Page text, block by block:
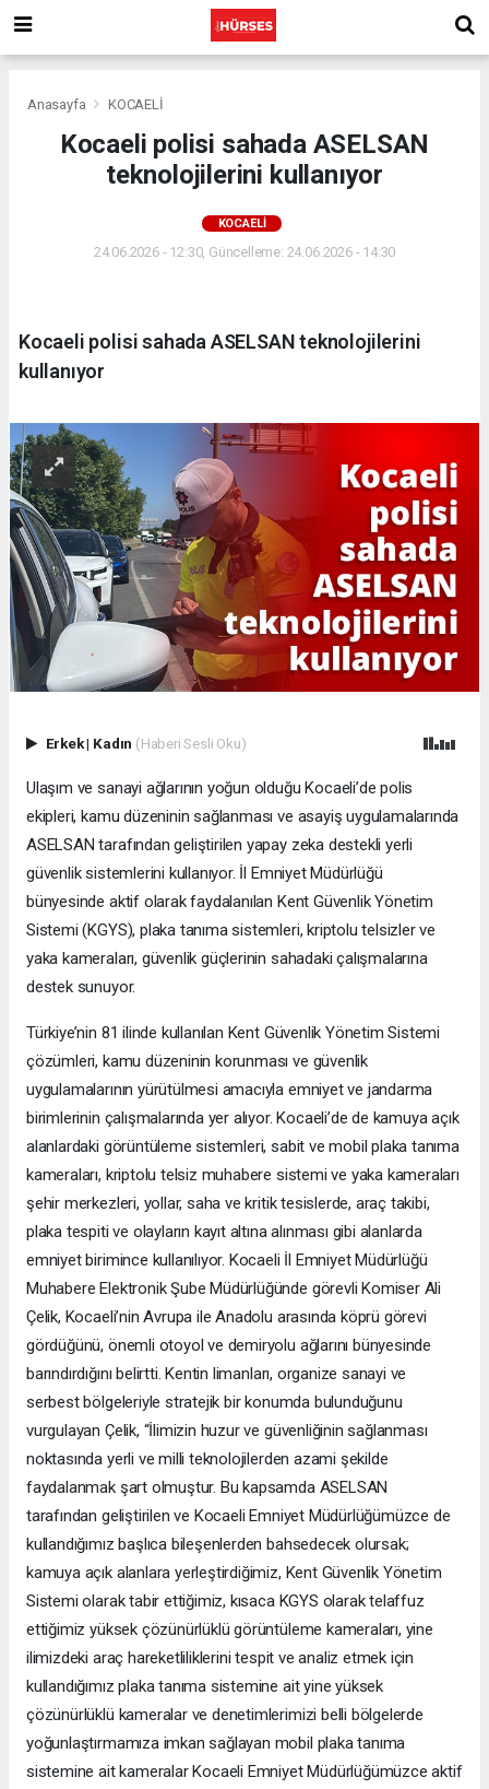
Anasayfa KOCAELİ
Kocaeli polisi sahada ASELSAN
teknolojilerini kullanıyor
KOCAELİ
24.06.2026 - 12:30, Güncelleme: 24.06.2026 - 14:30
Kocaeli polisi sahada ASELSAN teknolojilerini
kullanıyor
Erkek| Kadın (Haberi Sesli Oku)
Ulaşım ve sanayi ağlarının yoğun olduğu Kocaeli’de polis
ekipleri, kamu düzeninin sağlanması ve asayiş uygulamalarında
ASELSAN tarafından geliştirilen yapay zeka destekli yerli
güvenlik sistemlerini kullanıyor. İl Emniyet Müdürlüğü
bünyesinde aktif olarak faydalanılan Kent Güvenlik Yönetim
Sistemi (KGYS), plaka tanıma sistemleri, kriptolu telsizler ve
yaka kameraları, güvenlik güçlerinin sahadaki çalışmalarına
destek sunuyor.
Türkiye’nin 81 ilinde kullanılan Kent Güvenlik Yönetim Sistemi
çözümleri, kamu düzeninin korunması ve güvenlik
uygulamalarının yürütülmesi amacıyla emniyet ve jandarma
birimlerinin çalışmalarında yer alıyor. Kocaeli’de de kamuya açık
alanlardaki görüntüleme sistemleri, sabit ve mobil plaka tanıma
kameraları, kriptolu telsiz muhabere sistemi ve yaka kameraları
şehir merkezleri, yollar, saha ve kritik tesislerde, araç takibi,
plaka tespiti ve olayların kayıt altına alınması gibi alanlarda
emniyet birimince kullanılıyor. Kocaeli İl Emniyet Müdürlüğü
Muhabere Elektronik Şube Müdürlüğünde görevli Komiser Ali
Çelik, Kocaeli’nin Avrupa ile Anadolu arasında köprü görevi
gördüğünü, önemli otoyol ve demiryolu ağlarını bünyesinde
barındırdığını belirtti. Kentin limanları, organize sanayi ve
serbest bölgeleriyle stratejik bir konumda bulunduğunu
vurgulayan Çelik, “İlimizin huzur ve güvenliğinin sağlanması
noktasında yerli ve milli teknolojilerden azami şekilde
faydalanmak şart olmuştur. Bu kapsamda ASELSAN
tarafından geliştirilen ve Kocaeli Emniyet Müdürlüğümüzce de
kullandığımız başlıca bileşenlerden bahsedecek olursak;
kamuya açık alanlara yerleştirdiğimiz, Kent Güvenlik Yönetim
Sistemi olarak tabir ettiğimiz, kısaca KGYS olarak telaffuz
ettiğimiz yüksek çözünürlüklü görüntüleme kameraları, yine
ilimizdeki araç hareketliliklerini tespit ve analiz etmek için
kullandığımız plaka tanıma sistemine ait yine yüksek
çözünürlüklü kameralar ve denetimlerimizi belli bölgelerde
yoğunlaştırmamıza imkan sağlayan mobil plaka tanıma
sistemine ait kameralar Kocaeli Emniyet Müdürlüğümüzce aktif